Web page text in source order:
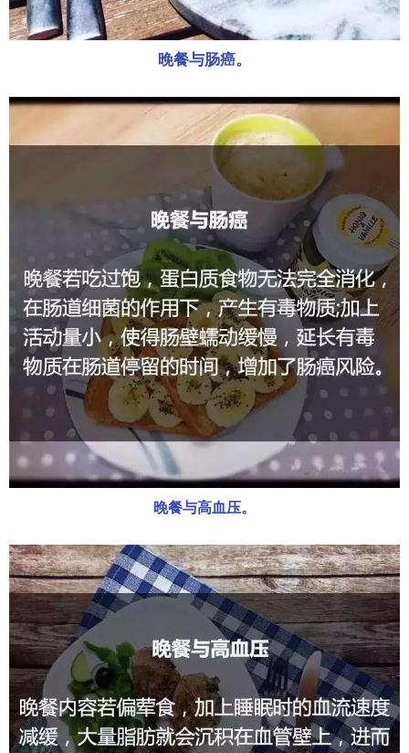
晚餐与肠癌。
晚餐与高血压。